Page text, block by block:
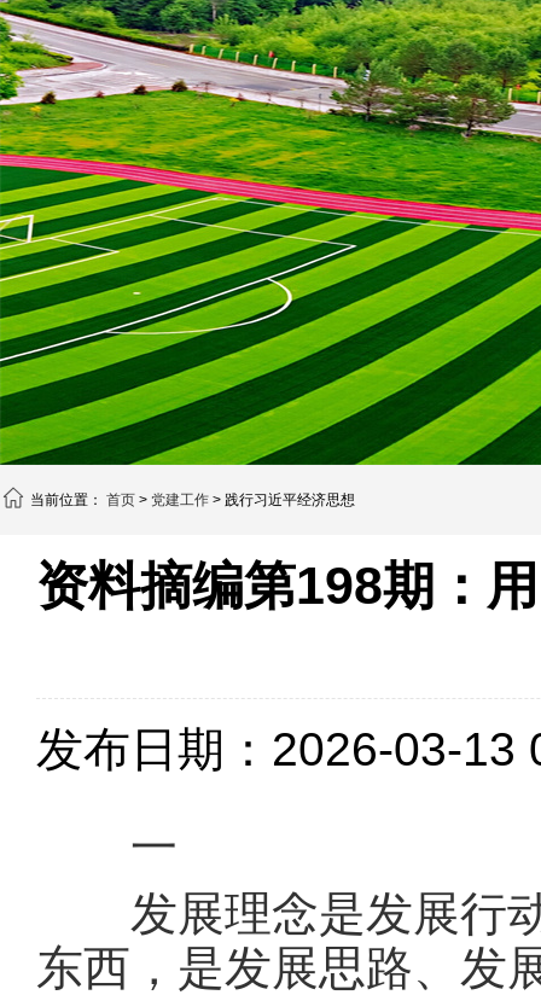
当前位置： 首页 > 党建工作 > 践行习近平经济思想
资料摘编第198期：
发布日期：2026-03-13
一
发展理念是发展行动
东西，是发展思路、发